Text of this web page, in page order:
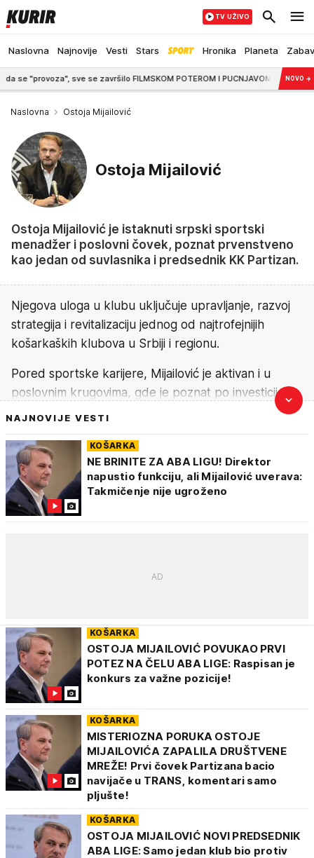
Naslovna Najnovije Vesti Stars Hronika Planeta
TV UŽIVO
sve se završilo FILMSKOM POTEROM I PUCNJAVOM 4:00 VAŽNO
NOVO →
Naslovna Ostoja Mijailović
Ostoja Mijailović
Ostoja Mijailović je istaknuti srpski sportski
menadžer i poslovni čovek, poznat prvenstveno
kao jedan od suvlasnika i predsednik KK Partizan.
Njegova uloga u klubu uključuje upravljanje, razvoj
strategija i revitalizaciju jednog od najtrofejnijih
košarkaških klubova u Srbiji i regionu.
Pored sportske karijere, Mijailović je aktivan i u
poslovnim krugovima, gde je poznat po investicijama
i povezivanju sporta sa biznisom.
Instagram:ostoja_mijailovic
NAJNOVIJE VESTI
KOŠARKA
NE BRINITE ZA ABA LIGU! Direktor
napustio funkciju, ali Mijailović uverava:
Takmičenje nije ugroženo
KOŠARKA
OSTOJA MIJAILOVIĆ POVUKAO PRVI
POTEZ NA ČELU ABA LIGE: Raspisan je
konkurs za važne pozicije!
KOŠARKA
MISTERIOZNA PORUKA OSTOJE
MIJAILOVIĆA ZAPALILA DRUŠTVENE
MREŽE! Prvi čovek Partizana bacio
navijače u TRANS, komentari samo
pljušte!
KOŠARKA
OSTOJA MIJAILOVIĆ NOVI PREDSEDNIK
ABA LIGE: Samo jedan klub bio protiv